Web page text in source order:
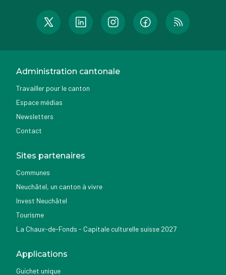
Administration cantonale
Travailler pour le canton
Espace médias
Newsletters
Contact
Sites partenaires
Communes
Neuchâtel, un canton à vivre
Invest Neuchâtel
Tourisme
La Chaux-de-Fonds - Capitale culturelle suisse 2027
Applications
Guichet unique